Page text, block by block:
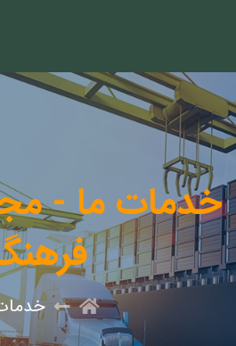
خدمات ما -